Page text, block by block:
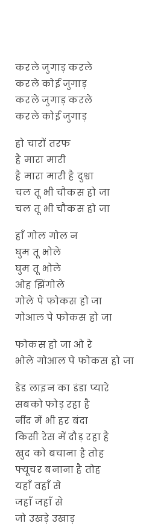
करले जुगाड़ करले
करले कोई जुगाड़
करले जुगाड़ करले
करले कोई जुगाड़
हो चारों तरफ
है मारा मारी
है मारा मारी है दुश्वा
चल तू भी चौकस हो जा
चल तू भी चौकस हो जा
हाँ गोल गोल न
घुम तू भोले
घुम तू भोले
ओह झिंगोले
गोले पे फोकस हो जा
गोआल पे फोकस हो जा
फोकस हो जा ओ रे
भोले गोआल पे फोकस हो जा
डेड लाइन का डंडा प्यारे
सबको फोड़ रहा है
नींद में भी हर बंदा
किसी रेस में दौड़ रहा है
खुद को बचाना है तोह
फ्यूचर बनाना है तोह
यहाँ वहाँ से
जहाँ जहाँ से
जो उखड़े उखाड़